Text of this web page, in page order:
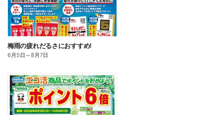
梅雨の疲れだるさにおすすめ!
6月5日 ～8月7日